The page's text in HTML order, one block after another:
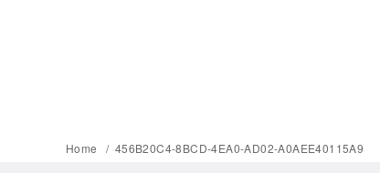
Home 456B20C4-8BCD-4EA0-AD02-A0AEE40115A9